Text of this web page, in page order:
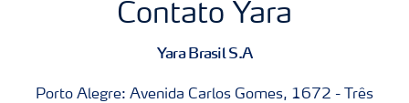
Contato Yara
Yara Brasil S.A
Porto Alegre: Avenida Carlos Gomes, 1672 - Três